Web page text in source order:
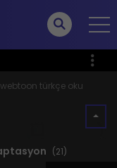
türkçe oku
(21)